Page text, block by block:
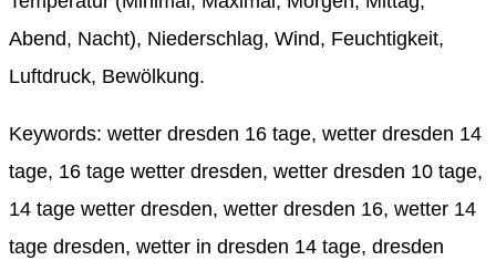
Abend, Nacht), Niederschlag, Wind, Feuchtigkeit,
Luftdruck, Bewölkung.
Keywords: wetter dresden 16 tage, wetter dresden 14
tage, 16 tage wetter dresden, wetter dresden 10 tage,
14 tage wetter dresden, wetter dresden 16, wetter 14
tage dresden, wetter in dresden 14 tage, dresden